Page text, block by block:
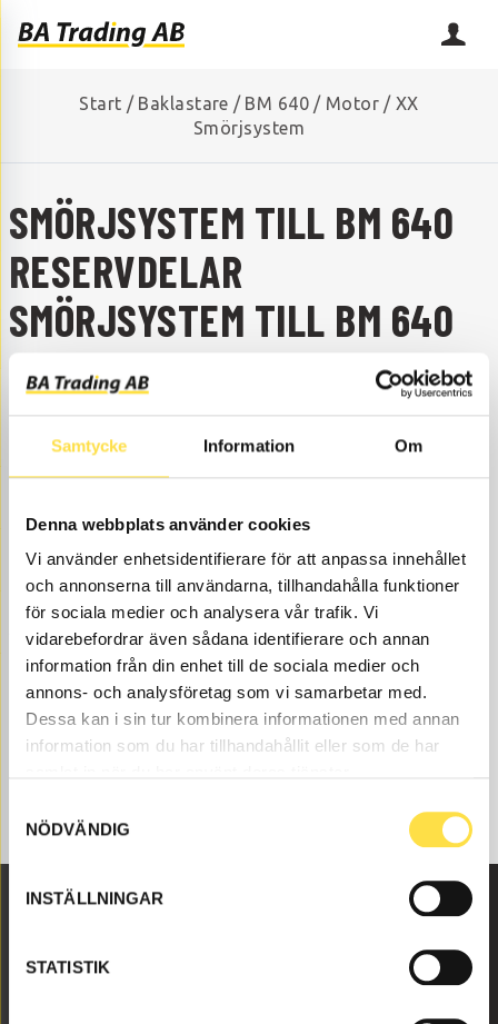
Samtycke Information Om
Denna webbplats använder cookies
Vi använder enhetsidentifierare för att anpassa innehållet
och annonserna till användarna, tillhandahålla funktioner
för sociala medier och analysera vår trafik. Vi
vidarebefordrar även sådana identifierare och annan
information från din enhet till de sociala medier och
annons- och analysföretag som vi samarbetar med.
Dessa kan i sin tur kombinera informationen med annan
information som du har tillhandahållit eller som de har
NÖDVÄNDIG
INSTÄLLNINGAR
STATISTIK
Start / Baklastare / BM 640 / Motor / XX
Smörjsystem
SMÖRJSYSTEM TILL BM 640
RESERVDELAR
SMÖRJSYSTEM TILL BM 640
SAKNAR DU NÅGON RESERVDEL?
+46 (0) 152-32500
info@batrading.se
BM 640 finns som nya eller begagnade och varsamt
renoverade delar både som original och icke original. Vi
har smörjsystem till alla Volvo Entreprenadmaskiner
och reservdelar som till smörjsystem som passar till
Volvo baklastare BM 640.